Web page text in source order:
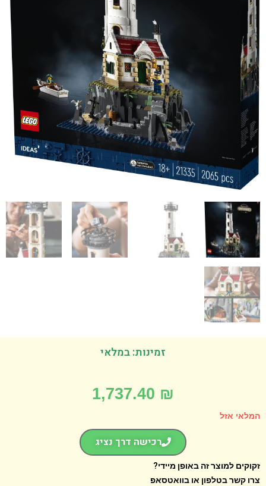
זמינות: במלאי
1,737.40
אזל
רכישה דרך נציג
למוצר זה באופן מיידי?
קשר בטלפון או בוואטסאפ